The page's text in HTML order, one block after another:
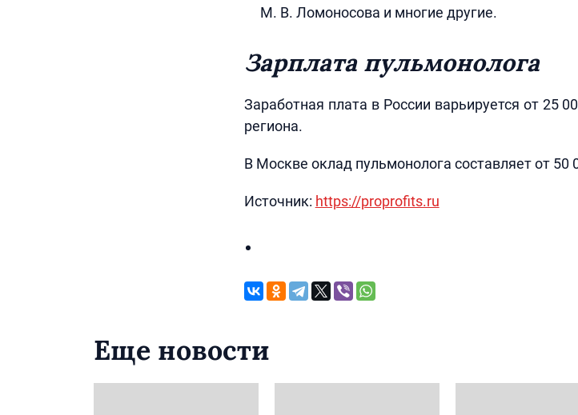
М. В. Ломоносова и многие другие.
Зарплата пульмонолога
Заработная плата в России варьируется от 25
региона.
В Москве оклад пульмонолога составляет от 50
Источник: https://proprofits.ru
Еще новости